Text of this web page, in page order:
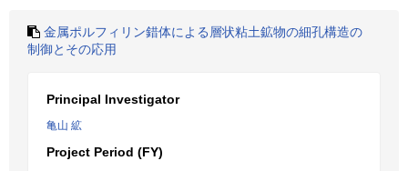
金属ポルフィリン錯体による層状粘土鉱物の細孔構造の
制御とその応用
Principal Investigator
亀山 絋
Project Period (FY)